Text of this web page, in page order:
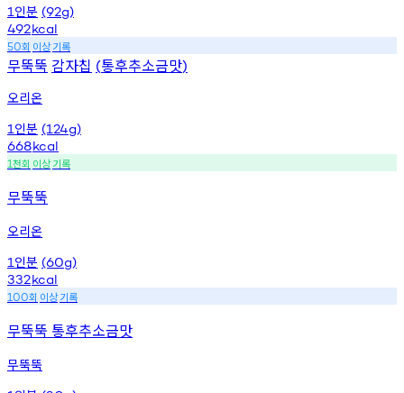
1 인분 (92g)
492kcal
50회 이상기록
무뚝뚝 감자칩 (통후추소금맛)
오리온
1 인분 (124g)
668kcal
1천회 이상기록
무뚝뚝
오리온
1 인분 (60g)
332kcal
100회 이상기록
무뚝뚝 통후추소금맛
무뚝뚝